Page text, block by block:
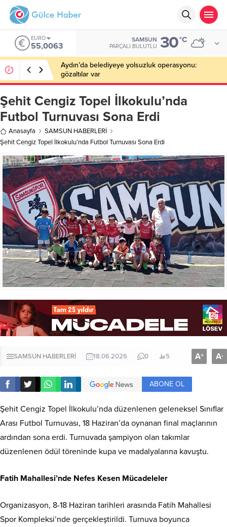
EURO
55,0063
SAMSUN
PARÇALI BULUTLU 30°C
Aydın’da belediyeye yolsuzluk operasyonu:
gözaltılar var
Şehit Cengiz Topel İlkokulu’nda
Futbol Turnuvası Sona Erdi
Anasayfa
SAMSUN HABERLERİ
Şehit Cengiz Topel İlkokulu’nda Futbol Turnuvası Sona Erdi
SAMSUN HABERLERİ 18.06.2026 0 5 A+ A-
ABONE OL
Şehit Cengiz Topel İlkokulu’nda düzenlenen geleneksel Sınıflar
Arası Futbol Turnuvası, 18 Haziran’da oynanan final maçlarının
ardından sona erdi. Turnuvada şampiyon olan takımlar
düzenlenen ödül töreninde kupa ve madalyalarına kavuştu.
Fatih Mahallesi’nde Nefes Kesen Mücadeleler
Organizasyon, 8-18 Haziran tarihleri arasında Fatih Mahallesi
Spor Kompleksi’nde gerçekleştirildi. Turnuva boyunca